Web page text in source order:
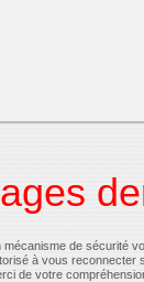
de sécurité
à vous reconnecter
de votre